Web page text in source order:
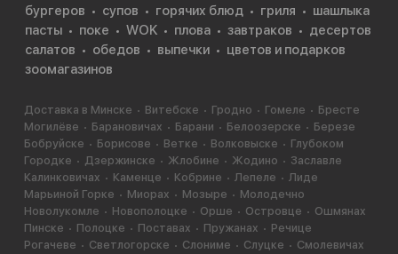
бургеров
супов горячих блюд гриля
шашлыка
пасты
поке WOK плова завтраков
десертов
салатов
обедов выпечки
цветов и подарков
зоомагазинов
Доставка в Минске Витебске Гродно Гомеле
Бресте
Могилёве
Барановичах Барани Белоозерске
Березе
Бобруйске
Борисове Ветке Волковыске
Глубоком
Городке
Дзержинске Жлобине Жодино
Заславле
Калинковичах
Каменце Кобрине Лепеле
Лиде
Марьиной Горке
Миорах Мозыре
Молодечно
Новолукомле
Новополоцке Орше Островце
Ошмянах
Пинске
Полоцке Поставах Пружанах
Речице
Рогачеве
Светлогорске Слониме Слуцке
Смолевичах